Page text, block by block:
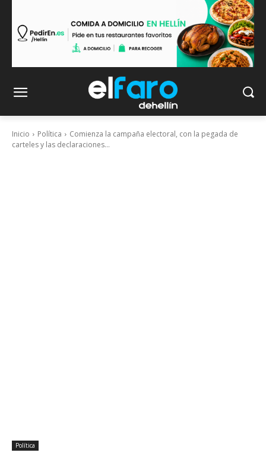
Inicio Política
Comienza la campaña electoral, con la pegada de
carteles y las declaraciones...
Política